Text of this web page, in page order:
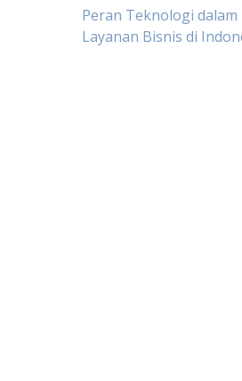
Post
Peran Teknologi
Layanan Bisnis di